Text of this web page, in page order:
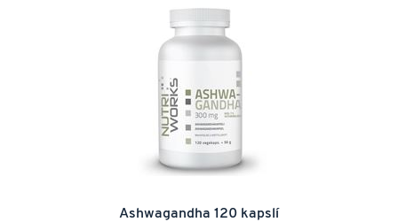
Ashwagandha 120 kapslí